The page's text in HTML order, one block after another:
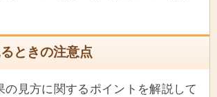
ときの注意点
の見方に関するポイントを解説して